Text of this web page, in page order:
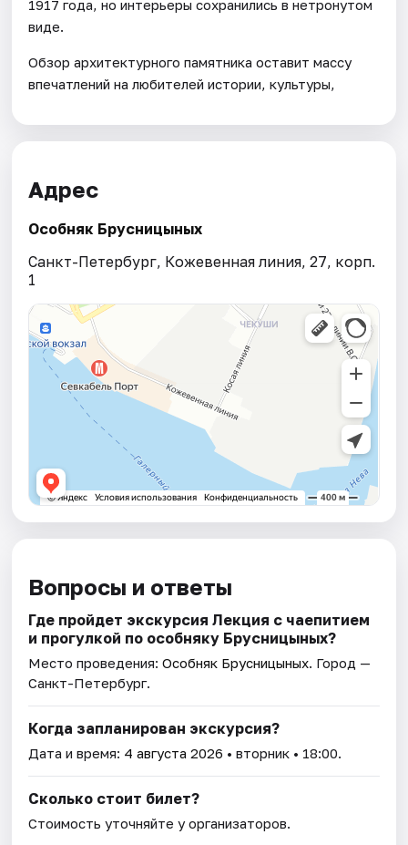
1917 года, но интерьеры сохранились в нетронутом
виде.
Обзор архитектурного памятника оставит массу
впечатлений на любителей истории, культуры,
Адрес
Особняк Брусницыных
Санкт-Петербург, Кожевенная линия, 27, корп.
1
Вопросы и ответы
Где пройдет экскурсия Лекция с чаепитием
и прогулкой по особняку Брусницыных?
Место проведения:Особняк Брусницыных. Город —
Санкт-Петербург.
Когда запланирован экскурсия?
Дата и время: 4 августа 2026 • вторник • 18:00.
Сколько стоит билет?
Стоимость уточняйте у организаторов.